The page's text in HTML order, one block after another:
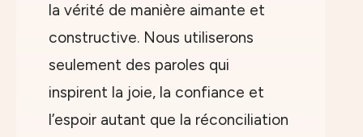
la vérité de manière aimante et
constructive. Nous utiliserons
seulement des paroles qui
inspirent la joie, la confiance et
l’espoir autant que la réconciliation